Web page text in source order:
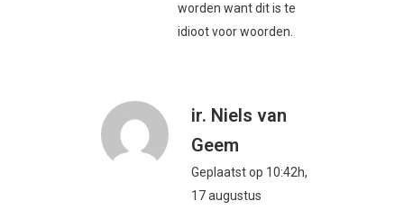
worden want dit is te
idioot voor woorden.
ir. Niels van
Geem
Geplaatst op 10:42h,
17 augustus